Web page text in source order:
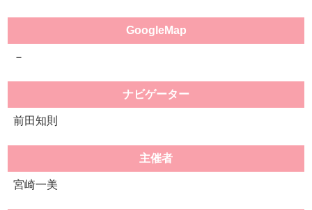
GoogleMap
－
ナビゲーター
前田知則
主催者
宮崎一美